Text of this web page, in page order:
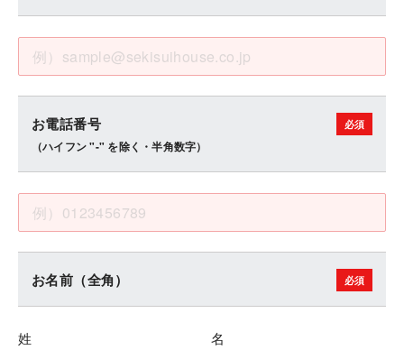
お電話番号
（ハイフン "-" を除く・半角数字）
お名前（全角）
姓 名